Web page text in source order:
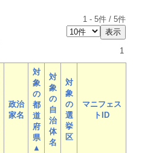
1 - 5件 / 5件
1
政治
家名
対
象
の
都
道
府
県
▲
対
象
の
自
治
体
名
対
象
の
選
挙
区
マニフェス
トID